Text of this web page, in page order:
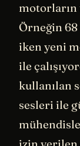
motorların
Örneğin
iken yeni
ile
kullanılan
sesleri ile